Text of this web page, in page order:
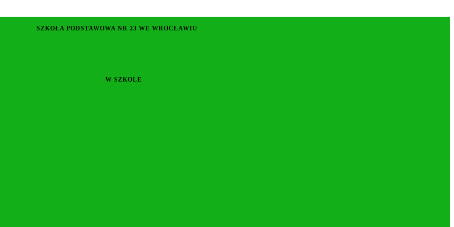
SZKOŁA PODSTAWOWA NR 23 WE WROCŁAWIU
W SZKOLE